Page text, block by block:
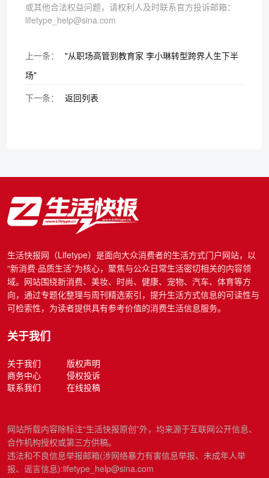
或其他合法权益问题，请权利人及时联系官方投诉邮箱：
lifetype_help@sina.com
上一条：
"从职场高管到教育家 李小琳转型跨界人生下半
场"
下一条：
返回列表
生活快报网（Lifetype）是面向大众消费者的生活方式门户网站，以
“新消费·品质生活”为核心，聚焦与公众日常生活密切相关的内容领
域。网站围绕新消费、美妆、时尚、健康、宠物、汽车、体育等方
向，通过专题化整理与周刊精选索引，提升生活方式信息的可读性与
可检索性，为读者提供具有参考价值的消费生活信息服务。
关于我们
关于我们
版权声明
商务中心
侵权投诉
联系我们
在线投稿
网站所载内容除标注“生活快报原创”外，均来源于互联网公开信息、
合作机构授权或第三方供稿。
违法和不良信息举报邮箱(涉网络暴力有害信息举报、未成年人举
报、谣言信息):lifetype_help@sina.com